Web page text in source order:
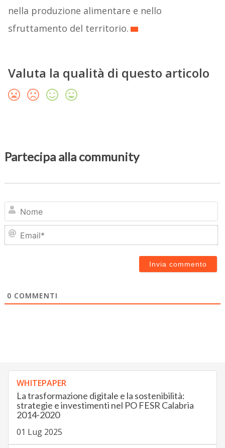
nella produzione alimentare e nello
sfruttamento del territorio.
Valuta la qualità di questo articolo
Partecipa alla community
0 COMMENTI
WHITEPAPER
La trasformazione digitale e la sostenibilità:
strategie e investimenti nel PO FESR Calabria
2014-2020
01 Lug 2025